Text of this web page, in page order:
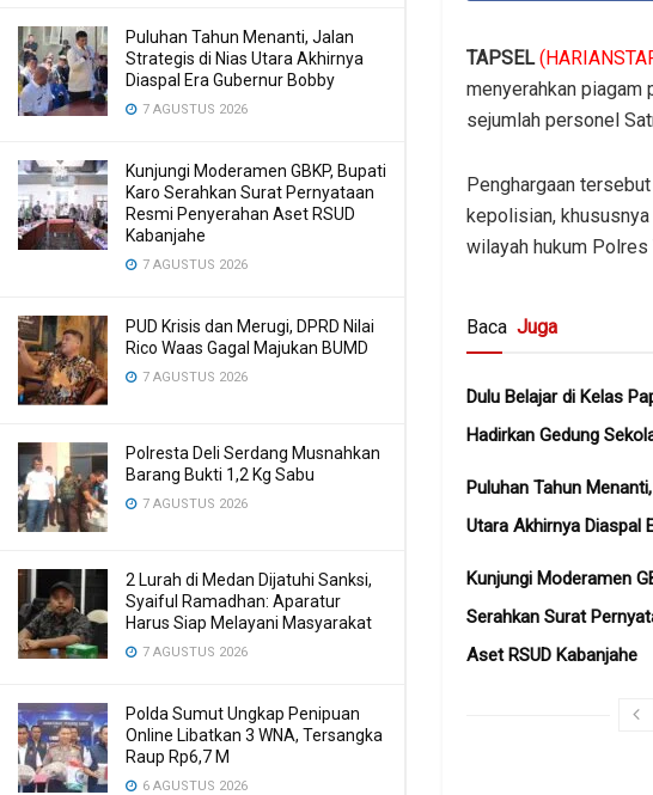
Puluhan Tahun Menanti, Jalan
Strategis di Nias Utara Akhirnya
Diaspal Era Gubernur Bobby
7 AGUSTUS 2026
Kunjungi Moderamen GBKP, Bupati
Karo Serahkan Surat Pernyataan
Resmi Penyerahan Aset RSUD
Kabanjahe
7 AGUSTUS 2026
PUD Krisis dan Merugi, DPRD Nilai
Rico Waas Gagal Majukan BUMD
7 AGUSTUS 2026
Polresta Deli Serdang Musnahkan
Barang Bukti 1,2 Kg Sabu
7 AGUSTUS 2026
2 Lurah di Medan Dijatuhi Sanksi,
Syaiful Ramadhan: Aparatur
Harus Siap Melayani Masyarakat
7 AGUSTUS 2026
Polda Sumut Ungkap Penipuan
Online Libatkan 3 WNA, Tersangka
Raup Rp6,7 M
6 AGUSTUS 2026
TAPSEL
menyerahkan piagam
sejumlah personel
Penghargaan
kepolisian,
wilayah hukum Polres
Baca Juga
Dulu Belajar di Kelas
Hadirkan Gedung
Puluhan Tahun
Utara Akhirnya Diaspal
Kunjungi Moderamen
Serahkan Surat
Aset RSUD Kabanjahe